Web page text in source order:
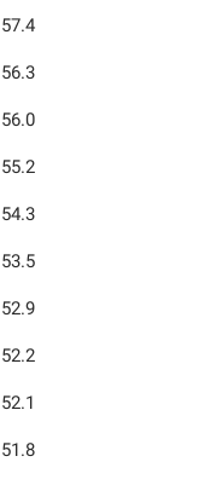
57.4
56.3
56.0
55.2
54.3
53.5
52.9
52.2
52.1
51.8